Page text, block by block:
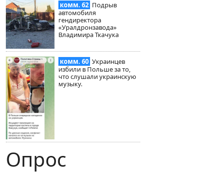
комм. 62 Подрыв
автомобиля
гендиректора
«Уралдронзавода»
Владимира Ткачука
комм. 60 Украинцев
избили в Польше за то,
что слушали украинскую
музыку.
Опрос